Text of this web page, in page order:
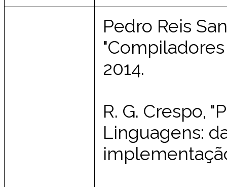
Pedro Reis
"Compiladores
2014.
R. G. Crespo,
Linguagens: